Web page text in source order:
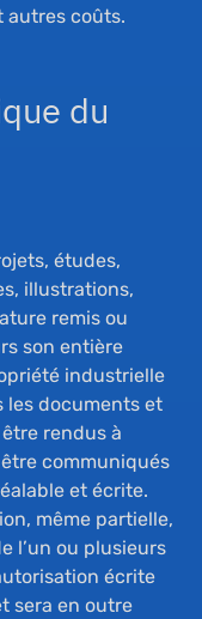
autres coûts.
du
études,
illustrations,
remis ou
son entière
industrielle
les documents et
rendus à
communiqués
et écrite.
même partielle,
l’un ou plusieurs
écrite
sera en outre